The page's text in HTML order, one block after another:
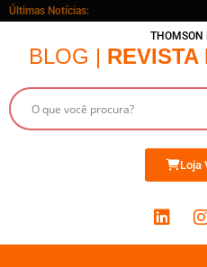
Últimas Notícias:
THOMSON
BLOG | REVISTA
Loja